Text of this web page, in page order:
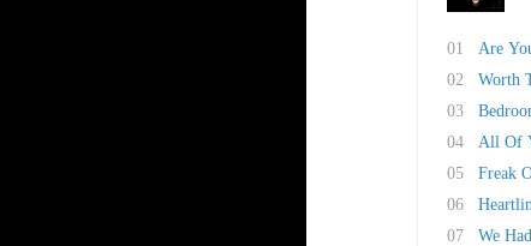
01
Are
02
Worth
03
04
All Of
05
Freak
06
07
We